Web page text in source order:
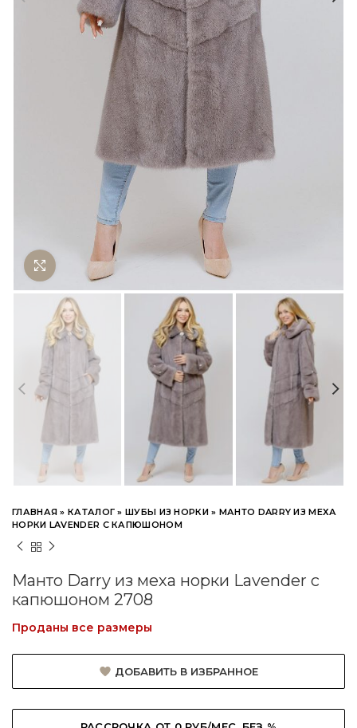
Нажмите чтобы увеличить
ГЛАВНАЯ »КАТАЛОГ »ШУБЫ ИЗ НОРКИ» МАНТО DARRY ИЗ МЕХА
НОРКИ LAVENDER С КАПЮШОНОМ
Манто Darry из меха норки Lavender с
капюшоном 2708
Проданы все размеры
ДОБАВИТЬ В ИЗБРАННОЕ